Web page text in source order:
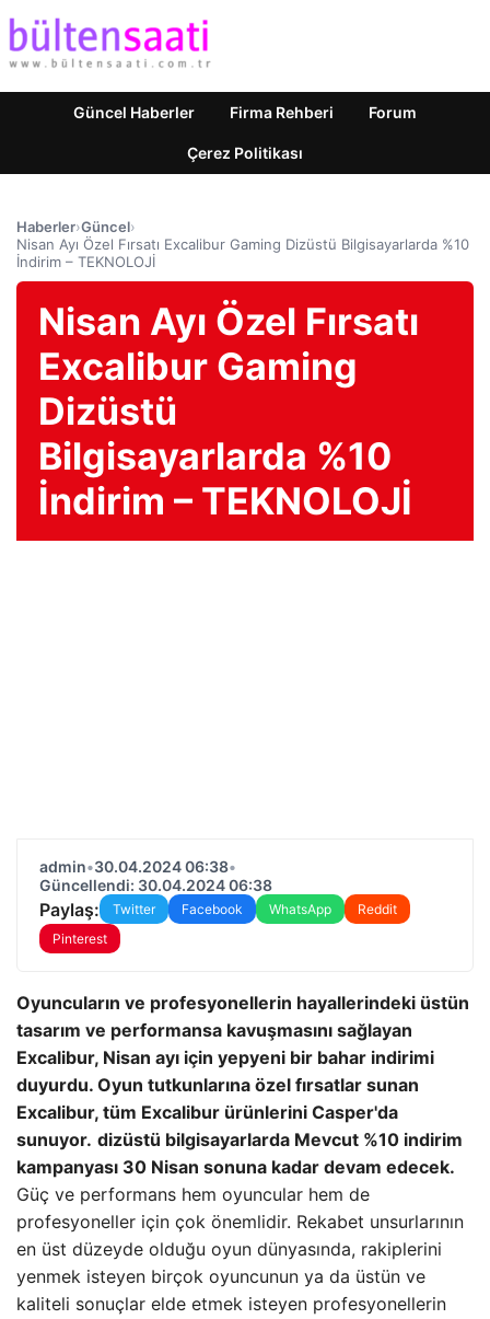
Güncel Haberler Firma Rehberi Forum
Çerez Politikası
Haberler›Güncel›
Nisan Ayı Özel Fırsatı Excalibur Gaming Dizüstü Bilgisayarlarda %10
İndirim – TEKNOLOJİ
Nisan Ayı Özel Fırsatı
Excalibur Gaming
Dizüstü
Bilgisayarlarda %10
İndirim – TEKNOLOJİ
admin•30.04.2024 06:38•
Güncellendi: 30.04.2024 06:38
Paylaş: Twitter Facebook WhatsApp
Reddit
Pinterest
Oyuncuların ve profesyonellerin hayallerindeki üstün
tasarım ve performansa kavuşmasını sağlayan
Excalibur, Nisan ayı için yepyeni bir bahar indirimi
duyurdu. Oyun tutkunlarına özel fırsatlar sunan
Excalibur, tüm Excalibur ürünlerini Casper'da
sunuyor. dizüstü bilgisayarlarda Mevcut %10 indirim
kampanyası 30 Nisan sonuna kadar devam edecek.
Güç ve performans hem oyuncular hem de
profesyoneller için çok önemlidir. Rekabet unsurlarının
en üst düzeyde olduğu oyun dünyasında, rakiplerini
yenmek isteyen birçok oyuncunun ya da üstün ve
kaliteli sonuçlar elde etmek isteyen profesyonellerin